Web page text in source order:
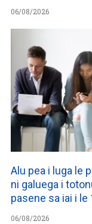
06/08/2026
Alu pea i luga le
ni galuega i
pasene sa iai i le
06/08/2026